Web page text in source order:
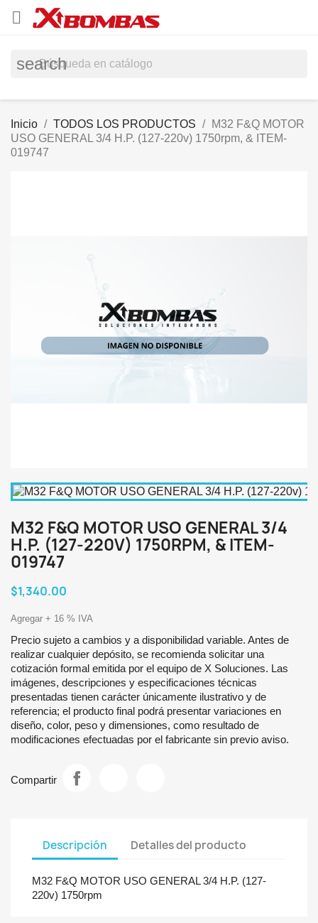

search
Inicio TODOS LOS PRODUCTOS
M32 F&Q MOTOR
USO GENERAL 3/4 H.P. (127-220v) 1750rpm, & ITEM-
019747
M32 F&Q MOTOR USO GENERAL 3/4
H.P. (127-220V) 1750RPM, & ITEM-
019747
$1,340.00
Agregar + 16 % IVA
Precio sujeto a cambios y a disponibilidad variable. Antes de
realizar cualquier depósito, se recomienda solicitar una
cotización formal emitida por el equipo de X Soluciones. Las
imágenes, descripciones y especificaciones técnicas
presentadas tienen carácter únicamente ilustrativo y de
referencia; el producto final podrá presentar variaciones en
diseño, color, peso y dimensiones, como resultado de
modificaciones efectuadas por el fabricante sin previo aviso.
Compartir
Descripción Detalles del producto
M32 F&Q MOTOR USO GENERAL 3/4 H.P. (127-
220v) 1750rpm